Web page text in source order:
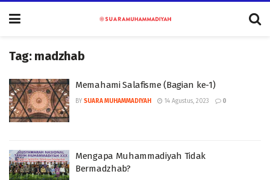
Tag: madzhab
Memahami Salafisme (Bagian ke-1)
BY SUARA MUHAMMADIYAH 14 Agustus, 2023 0
Mengapa Muhammadiyah Tidak
Bermadzhab?